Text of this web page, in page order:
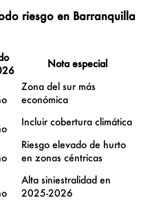
riesgo en Barranquilla
Nota especial
Zona del sur más
económica
Incluir cobertura climática
Riesgo elevado de hurto
en zonas céntricas
Alta siniestralidad en
2025-2026